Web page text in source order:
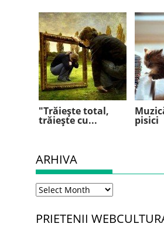
"Trăieşte total,
trăieşte cu... pisici
ARHIVA
Arhiva
PRIETENII